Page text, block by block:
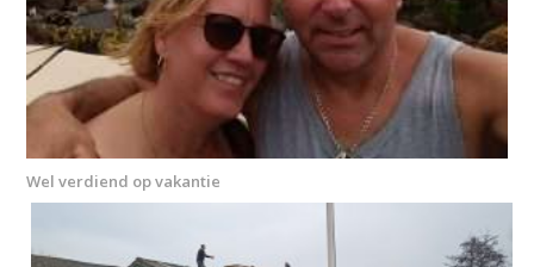
Wel verdiend op vakantie